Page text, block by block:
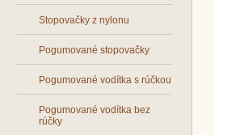
Stopovačky z nylonu
Pogumované stopovačky
Pogumované vodítka s rúčkou
Pogumované vodítka bez
rúčky